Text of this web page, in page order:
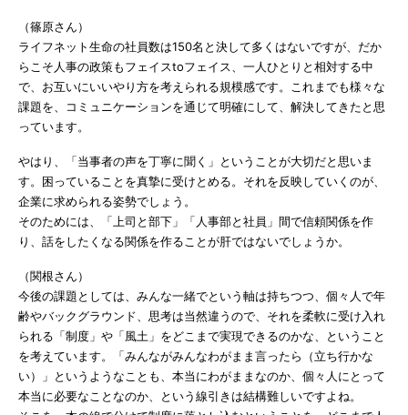
（篠原さん）
ライフネット生命の社員数は150名と決して多くはないですが、だか
らこそ人事の政策もフェイスtoフェイス、一人ひとりと相対する中
で、お互いにいいやり方を考えられる規模感です。これまでも様々な
課題を、コミュニケーションを通じて明確にして、解決してきたと思
っています。
やはり、「当事者の声を丁寧に聞く」ということが大切だと思いま
す。困っていることを真摯に受けとめる。それを反映していくのが、
企業に求められる姿勢でしょう。
そのためには、「上司と部下」「人事部と社員」間で信頼関係を作
り、話をしたくなる関係を作ることが肝ではないでしょうか。
（関根さん）
今後の課題としては、みんな一緒でという軸は持ちつつ、個々人で年
齢やバックグラウンド、思考は当然違うので、それを柔軟に受け入れ
られる「制度」や「風土」をどこまで実現できるのかな、ということ
を考えています。「みんながみんなわがまま言ったら（立ち行かな
い）」というようなことも、本当にわがままなのか、個々人にとって
本当に必要なことなのか、という線引きは結構難しいですよね。